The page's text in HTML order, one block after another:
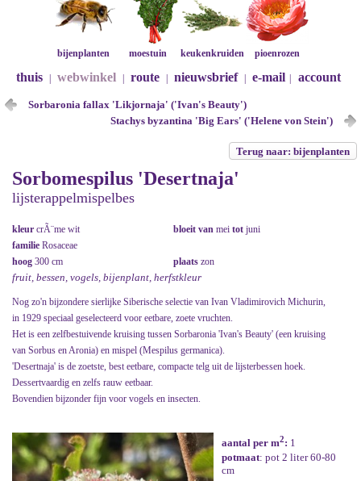
bijenplanten moestuin keukenkruiden pioenrozen
thuis webwinkel route nieuwsbrief e-mail account
Sorbaronia fallax 'Likjornaja' ('Ivan's Beauty')
Stachys byzantina 'Big Ears' ('Helene von Stein')
Terug naar: bijenplanten
Sorbomespilus 'Desertnaja'
lijsterappelmispelbes
kleur crÃ¨me wit bloeit van mei tot juni
familie Rosaceae
hoog 300 cm plaats zon
fruit, bessen, vogels, bijenplant, herfstkleur
Nog zo'n bijzondere sierlijke Siberische selectie van Ivan Vladimirovich Michurin,
in 1929 speciaal geselecteerd voor eetbare, zoete vruchten.
Het is een zelfbestuivende kruising tussen Sorbaronia 'Ivan's Beauty' (een kruising
van Sorbus en Aronia) en mispel (Mespilus germanica).
'Desertnaja' is de zoetste, best eetbare, compacte telg uit de lijsterbessen hoek.
Dessertvaardig en zelfs rauw eetbaar.
Bovendien bijzonder fijn voor vogels en insecten.
aantal per m2: 1
potmaat: pot 2 liter 60-80
cm